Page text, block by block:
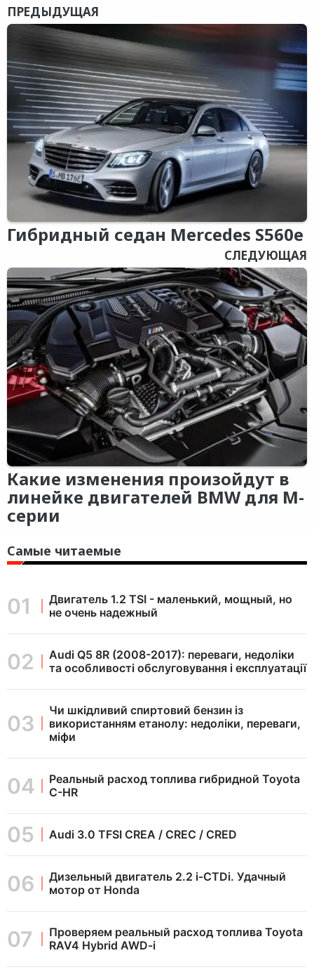
ПРЕДЫДУЩАЯ
Гибридный седан Mercedes S560e
СЛЕДУЮЩАЯ
Какие изменения произойдут в
линейке двигателей BMW для M-
серии
Самые читаемые
Двигатель 1.2 TSI - маленький, мощный, но
не очень надежный
Audi Q5 8R (2008-2017): переваги, недоліки
та особливості обслуговування і експлуатації
Чи шкідливий спиртовий бензин із
використанням етанолу: недоліки, переваги,
міфи
Реальный расход топлива гибридной Toyota
C-HR
Audi 3.0 TFSI CREA / CREC / CRED
Дизельный двигатель 2.2 i-CTDi. Удачный
мотор от Honda
Проверяем реальный расход топлива Toyota
RAV4 Hybrid AWD-i